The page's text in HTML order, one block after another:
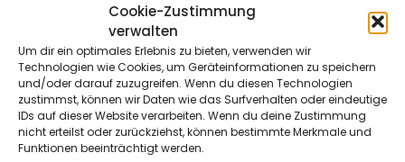
Cookie-Zustimmung
verwalten
Um dir ein optimales Erlebnis zu bieten, verwenden wir
Technologien wie Cookies, um Geräteinformationen zu speichern
und/oder darauf zuzugreifen. Wenn du diesen Technologien
zustimmst, können wir Daten wie das Surfverhalten oder eindeutige
IDs auf dieser Website verarbeiten. Wenn du deine Zustimmung
nicht erteilst oder zurückziehst, können bestimmte Merkmale und
Funktionen beeinträchtigt werden.
Kulturgütern vor radikalen Straßenblockierern und
Museumsrandalierern vorgelegt. Dazu erklärt Mechthilde
Wittmann, CSU-Bundestagsabgeordnete für Kempten,
Lindau und das Oberallgäu: „Es ist richtig und wichtig, dem
Klimaschutz eine breite Öffentlichkeit zu verschaffen. Wer
aber Menschen durch Straßenblockaden gefährdet und
historische Kunstwerke beschädigt, überschreitet eine […]